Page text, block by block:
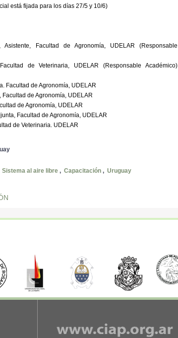
está fijada para los días 27/5 y 10/6)
Facultad de Agronomía, UDELAR (Responsable
de Veterinaria, UDELAR (Responsable Académico)
Facultad de Agronomía, UDELAR
Facultad de Agronomía, UDELAR
de Agronomía, UDELAR
Facultad de Agronomía, UDELAR
de Veterinaria. UDELAR
Sistema al aire libre , Capacitación , Uruguay